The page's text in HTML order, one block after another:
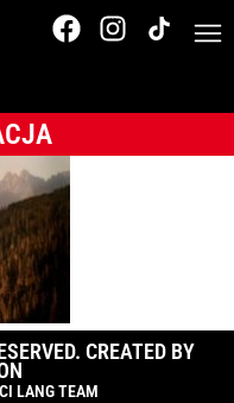
CREATED BY
LANG TEAM